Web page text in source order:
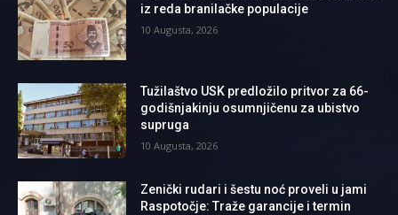
iz reda branilačke populacije
10 Augusta, 2026
Tužilaštvo USK predložilo pritvor za 66-
godišnjakinju osumnjičenu za ubistvo
supruga
10 Augusta, 2026
Zenički rudari i šestu noć proveli u jami
Raspotočje: Traže garancije i termin